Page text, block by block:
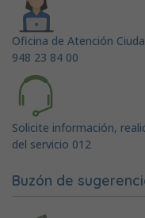
Oficina de Atención
948 23 84 00
Solicite información,
del servicio 012
Buzón de